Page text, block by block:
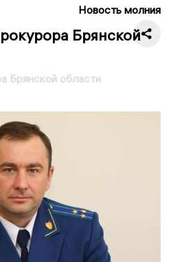
Новость молния
Брянской
Брянской области